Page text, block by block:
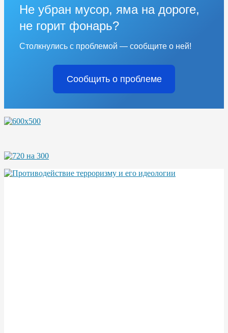
Не убран мусор, яма на дороге,
не горит фонарь?
Столкнулись с проблемой — сообщите о ней!
Сообщить о проблеме